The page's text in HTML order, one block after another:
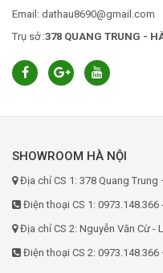
Email: dathau8690@gmail.com
Trụ sở :378 QUANG TRUNG -
SHOWROOM HÀ NỘI
Địa chỉ CS 1: 378 Quang
Điện thoại CS 1: 0973.148.366
Địa chỉ CS 2: Nguyễn Văn Cừ -
Điện thoại CS 2: 0973.148.366